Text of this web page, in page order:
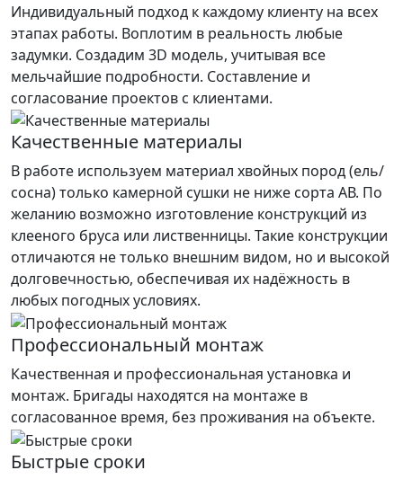
Индивидуальный подход к каждому клиенту на всех
этапах работы. Воплотим в реальность любые
задумки. Создадим 3D модель, учитывая все
мельчайшие подробности. Составление и
согласование проектов с клиентами.
Качественные материалы
В работе используем материал хвойных пород (ель/
сосна) только камерной сушки не ниже сорта АВ. По
желанию возможно изготовление конструкций из
клееного бруса или лиственницы. Такие конструкции
отличаются не только внешним видом, но и высокой
долговечностью, обеспечивая их надёжность в
любых погодных условиях.
Профессиональный монтаж
Качественная и профессиональная установка и
монтаж. Бригады находятся на монтаже в
согласованное время, без проживания на объекте.
Быстрые сроки